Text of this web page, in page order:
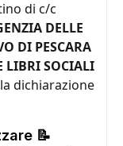
di c/c
DELLE
DI PESCARA
LIBRI SOCIALI
dichiarazione
📝